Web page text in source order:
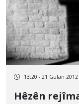
13:20 - 21 Gulan 2012
Hêzên